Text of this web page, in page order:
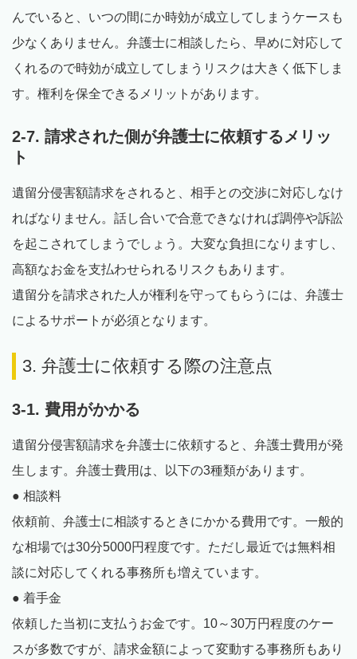
んでいると、いつの間にか時効が成立してしまうケースも
少なくありません。弁護士に相談したら、早めに対応して
くれるので時効が成立してしまうリスクは大きく低下しま
す。権利を保全できるメリットがあります。
2-7. 請求された側が弁護士に依頼するメリッ
ト
遺留分侵害額請求をされると、相手との交渉に対応しなけ
ればなりません。話し合いで合意できなければ調停や訴訟
を起こされてしまうでしょう。大変な負担になりますし、
高額なお金を支払わせられるリスクもあります。
遺留分を請求された人が権利を守ってもらうには、弁護士
によるサポートが必須となります。
3. 弁護士に依頼する際の注意点
3-1. 費用がかかる
遺留分侵害額請求を弁護士に依頼すると、弁護士費用が発
生します。弁護士費用は、以下の3種類があります。
● 相談料
依頼前、弁護士に相談するときにかかる費用です。一般的
な相場では30分5000円程度です。ただし最近では無料相
談に対応してくれる事務所も増えています。
● 着手金
依頼した当初に支払うお金です。10～30万円程度のケー
スが多数ですが、請求金額によって変動する事務所もあり